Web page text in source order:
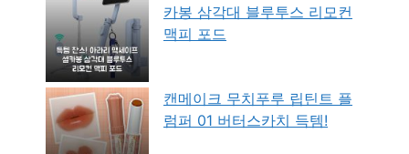
카봉 삼각대 블루투스 리모컨
맥피 포드
캔메이크 무치푸루 립틴트 플
럼퍼 01 버터스카치 득템!